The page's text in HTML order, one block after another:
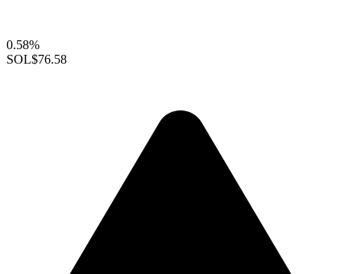
0.58%
SOL$76.58